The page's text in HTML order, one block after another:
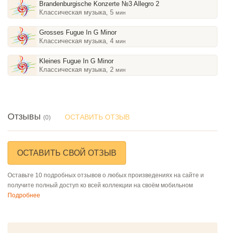
Brandenburgische Konzerte №3 Allegro 2
Классическая музыка, 5мин
Grosses Fugue In G Minor
Классическая музыка, 4мин
Kleines Fugue In G Minor
Классическая музыка, 2мин
Отзывы (0) ОСТАВИТЬ ОТЗЫВ
ОСТАВИТЬ СВОЙ ОТЗЫВ
Оставьте 10 подробных отзывов о любых произведениях на сайте и
получите полный доступ ко всей коллекции на своём мобильном
Подробнее